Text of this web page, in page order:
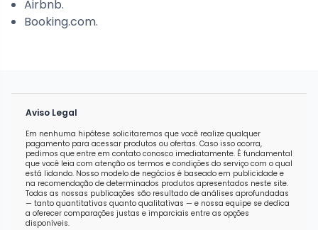
Airbnb.
Booking.com.
Aviso Legal
Em nenhuma hipótese solicitaremos que você realize qualquer
pagamento para acessar produtos ou ofertas. Caso isso ocorra,
pedimos que entre em contato conosco imediatamente. É fundamental
que você leia com atenção os termos e condições do serviço com o qual
está lidando. Nosso modelo de negócios é baseado em publicidade e
na recomendação de determinados produtos apresentados neste site.
Todas as nossas publicações são resultado de análises aprofundadas
— tanto quantitativas quanto qualitativas — e nossa equipe se dedica
a oferecer comparações justas e imparciais entre as opções
disponíveis.